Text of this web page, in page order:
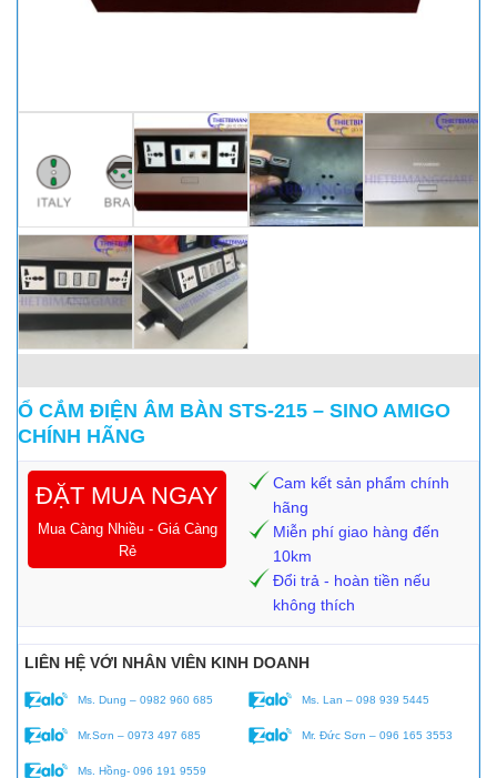
Ổ CẮM ĐIỆN ÂM BÀN STS-215 – SINO AMIGO
CHÍNH HÃNG
ĐẶT MUA NGAY
Mua Càng Nhiều - Giá Càng
Rẻ
Cam kết sản phẩm chính
hãng
Miễn phí giao hàng đến
10km
Đổi trả - hoàn tiền nếu
không thích
LIÊN HỆ VỚI NHÂN VIÊN KINH DOANH
Ms. Dung – 0982 960 685 Ms. Lan – 098 939 5445
Mr.Sơn – 0973 497 685 Mr. Đức Sơn – 096 165 3553
Ms. Hồng- 096 191 9559